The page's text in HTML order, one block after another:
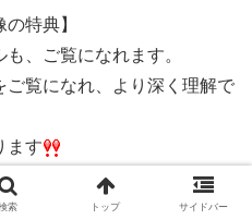
特典】
、ご覧になれます。
ご覧になれ、より深く理解で
ます
サイズ動画」
索 トップ サイドバー